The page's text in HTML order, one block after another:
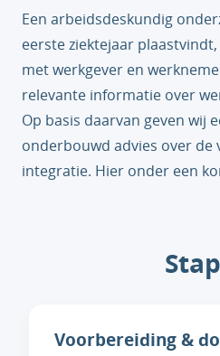
Een arbeidsdeskundig
eerste ziektejaar
met werkgever en
relevante informatie over
Op basis daarvan geven wij
onderbouwd advies over de
integratie. Hier onder een
Voorbereiding &